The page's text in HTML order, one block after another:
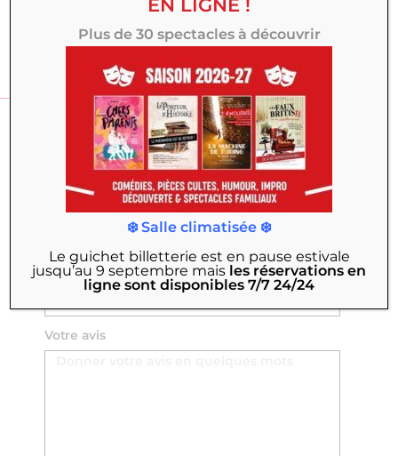
Donner mon avis
DONNER MON AVIS
Nom Prénom
Titre
Votre avis
EN LIGNE !
Plus de 30 spectacles à découvrir
❄️ Salle climatisée ❄️
Le guichet billetterie est en pause estivale
jusqu’au 9 septembre mais les réservations en
ligne sont disponibles 7/7 24/24